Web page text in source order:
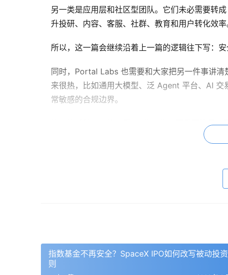
另一类是应用层和社区型团队。它们未必需要转
升投研、内容、客服、社群、教育和用户转化效
所以，这一篇会继续沿着上一篇的逻辑往下写：
同时，Portal Labs 也需要和大家把另一件事讲
来很热，比如通用大模型、泛 Agent 平台、AI
常敏感的合规边界。
能不能迁移，不能只看 AI 热不热。更重要的是
安全和风控团队：从链上安全到 Agent 行
安全和风控，一直是中国 Web3 团队里比较能穿
过去，这类团队主要关注智能合约漏洞、私钥风
来之后，安全问题会从链上资产扩展到更广泛的自
指数基金不再安全？SpaceX IPO如何改写被动投
则